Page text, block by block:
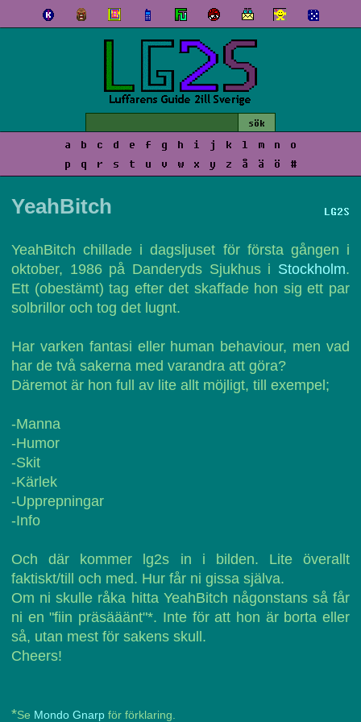
a b c d e f g h i j k l m n
o
p
q r s t u v w x y z å ä ö #
LG2S
YeahBitch
YeahBitch chillade i dagsljuset för första gången i
oktober, 1986 på Danderyds Sjukhus i Stockholm.
Ett (obestämt) tag efter det skaffade hon sig ett par
solbrillor och tog det lugnt.
Har varken fantasi eller human behaviour, men vad
har de två sakerna med varandra att göra?
Däremot är hon full av lite allt möjligt, till exempel;
-Manna
-Humor
-Skit
-Kärlek
-Upprepningar
-Info
Och där kommer lg2s in i bilden. Lite överallt
faktiskt/till och med. Hur får ni gissa själva.
Om ni skulle råka hitta YeahBitch någonstans så får
ni en "fiin präsääänt"*. Inte för att hon är borta eller
så, utan mest för sakens skull.
Cheers!
*Se Mondo Gnarp för förklaring.